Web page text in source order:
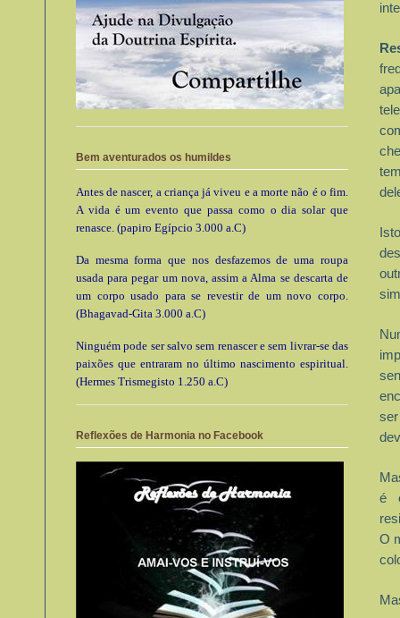
é
O
Bem aventurados os humildes
Antes de nascer, a criança já viveu e a morte não é o fim.
A vida é um evento que passa como o dia solar que
renasce. (papiro Egípcio 3.000 a.C)
Da mesma forma que nos desfazemos de uma roupa
usada para pegar um nova, assim a Alma se descarta de
um corpo usado para se revestir de um novo corpo.
(Bhagavad-Gita 3.000 a.C)
Ninguém pode ser salvo sem renascer e sem livrar-se das
paixões que entraram no último nascimento espiritual.
(Hermes Trismegisto 1.250 a.C)
Reflexões de Harmonia no Facebook